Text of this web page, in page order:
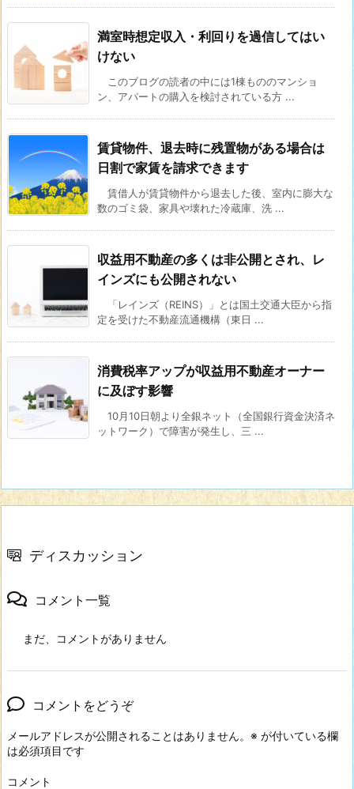
満室時想定収入・利回りを過信してはい
けない
このブログの読者の中には1棟もののマンショ
ン、アパートの購入を検討されている方 ...
賃貸物件、退去時に残置物がある場合は
日割で家賃を請求できます
賃借人が賃貸物件から退去した後、室内に膨大な
数のゴミ袋、家具や壊れた冷蔵庫、洗 ...
収益用不動産の多くは非公開とされ、レ
インズにも公開されない
「レインズ（REINS）」とは国土交通大臣から指
定を受けた不動産流通機構（東日 ...
消費税率アップが収益用不動産オーナー
に及ぼす影響
10月10日朝より全銀ネット（全国銀行資金決済ネ
ットワーク）で障害が発生し、三 ...
ディスカッション
コメント一覧
まだ、コメントがありません
コメントをどうぞ
メールアドレスが公開されることはありません。 ※ が付いている欄
は必須項目です
コメント